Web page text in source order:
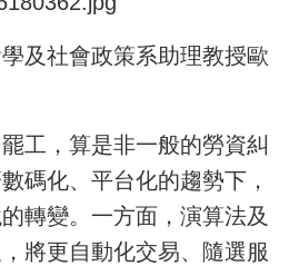
及社會政策系助理教授歐
工，算是非一般的勞資糾
碼化、平台化的趨勢下，
轉變。一方面，演算法及
將更自動化交易、隨選服